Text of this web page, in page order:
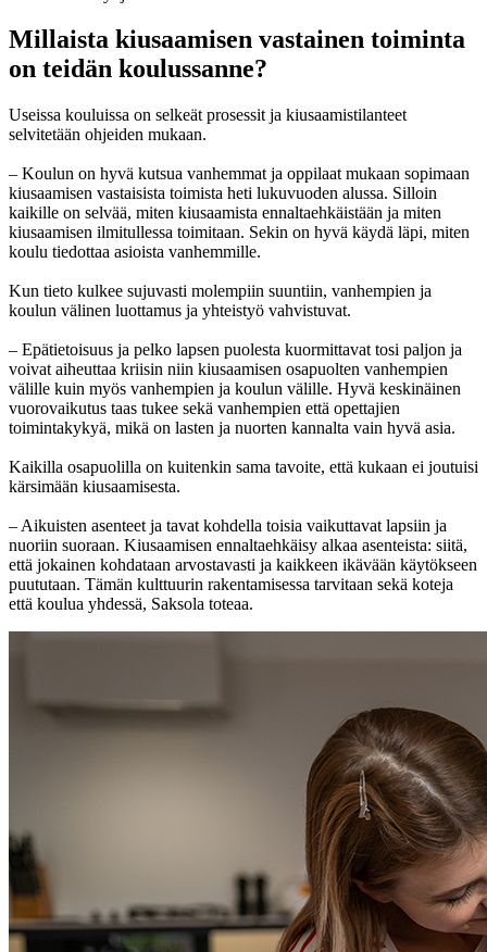
Millaista kiusaamisen vastainen toiminta
on teidän koulussanne?
Useissa kouluissa on selkeät prosessit ja kiusaamistilanteet
selvitetään ohjeiden mukaan.
– Koulun on hyvä kutsua vanhemmat ja oppilaat mukaan sopimaan
kiusaamisen vastaisista toimista heti lukuvuoden alussa. Silloin
kaikille on selvää, miten kiusaamista ennaltaehkäistään ja miten
kiusaamisen ilmitullessa toimitaan. Sekin on hyvä käydä läpi, miten
koulu tiedottaa asioista vanhemmille.
Kun tieto kulkee sujuvasti molempiin suuntiin, vanhempien ja
koulun välinen luottamus ja yhteistyö vahvistuvat.
– Epätietoisuus ja pelko lapsen puolesta kuormittavat tosi paljon ja
voivat aiheuttaa kriisin niin kiusaamisen osapuolten vanhempien
välille kuin myös vanhempien ja koulun välille. Hyvä keskinäinen
vuorovaikutus taas tukee sekä vanhempien että opettajien
toimintakykyä, mikä on lasten ja nuorten kannalta vain hyvä asia.
Kaikilla osapuolilla on kuitenkin sama tavoite, että kukaan ei joutuisi
kärsimään kiusaamisesta.
– Aikuisten asenteet ja tavat kohdella toisia vaikuttavat lapsiin ja
nuoriin suoraan. Kiusaamisen ennaltaehkäisy alkaa asenteista: siitä,
että jokainen kohdataan arvostavasti ja kaikkeen ikävään käytökseen
puututaan. Tämän kulttuurin rakentamisessa tarvitaan sekä koteja
että koulua yhdessä, Saksola toteaa.